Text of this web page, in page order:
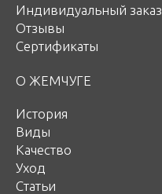
Индивидуальный заказ
Отзывы
Сертификаты
О ЖЕМЧУГЕ
История
Виды
Качество
Уход
Статьи